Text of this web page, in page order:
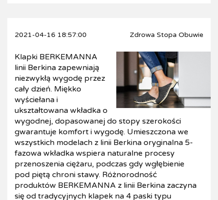
2021-04-16 18:57:00 Zdrowa Stopa Obuwie
Klapki BERKEMANNA
linii Berkina zapewniają
niezwykłą wygodę przez
cały dzień. Miękko
wyściełana i
ukształtowana wkładka o
wygodnej, dopasowanej do stopy szerokości
gwarantuje komfort i wygodę. Umieszczona we
wszystkich modelach z linii Berkina oryginalna 5-
fazowa wkładka wspiera naturalne procesy
przenoszenia ciężaru, podczas gdy wgłębienie
pod piętą chroni stawy. Różnorodność
produktów BERKEMANNA z linii Berkina zaczyna
się od tradycyjnych klapek na 4 paski typu